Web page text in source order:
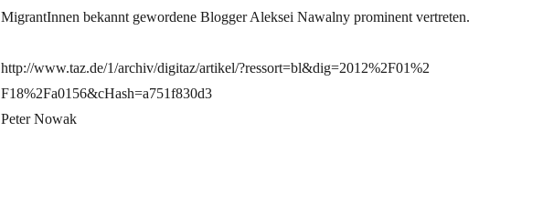
MigrantInnen bekannt gewordene Blogger Aleksei Nawalny prominent vertreten.
http://www.taz.de/1/archiv/digitaz/artikel/?ressort=bl&dig=2012%2F01%2
F18%2Fa0156&cHash=a751f830d3
Peter Nowak